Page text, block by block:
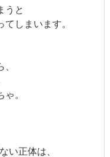
うと
しまいます。
。
い正体は、